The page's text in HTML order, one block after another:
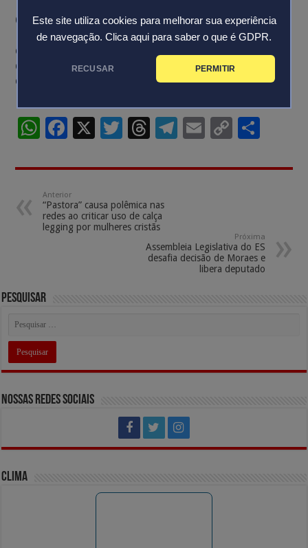
Este site utiliza cookies para melhorar sua experiência
de navegação. Clica aqui para saber o que é GDPR.
RECUSAR PERMITIR
O próprio Gorza reconhece que hoje é
remota a chances de Max vir, mais,
estimada em 1%, a chance de Max se
candidatar, ainda se mantém aquele 1% de
esperança: “Na política, às vezes 1% é
W
at
sA
p
p
F
e
b
o
o
X
T
tt
er
T
re
ds
T
e
m
E
ai
C
p
n
k
ar
Anterior
“Pastora” causa polêmica nas
redes ao criticar uso de calça
legging por mulheres cristãs
Próxima
Assembleia Legislativa do ES
desafia decisão de Moraes e
libera deputado
Pesquisar
Nossas Redes Sociais
Clima